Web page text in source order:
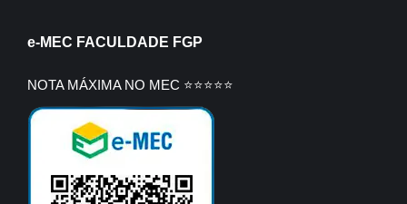
e-MEC FACULDADE FGP
NOTA MÁXIMA NO MEC ⭐⭐⭐⭐⭐